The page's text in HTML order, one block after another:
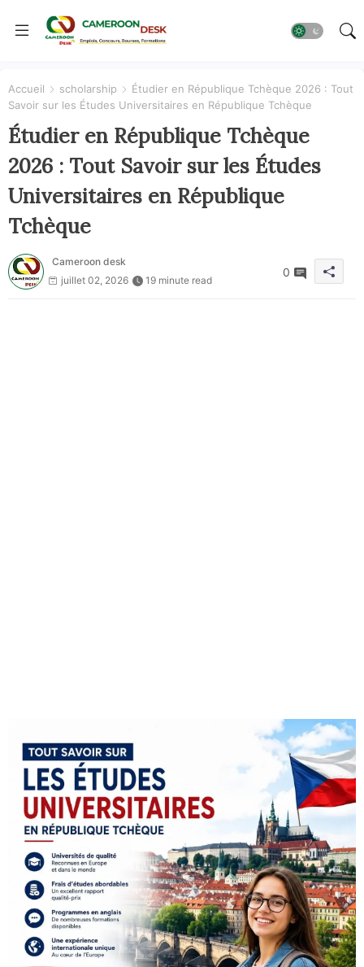
Accueil scholarship
Étudier en République Tchèque 2026 : Tout
Savoir sur les Études Universitaires en République Tchèque
Étudier en République Tchèque
2026 : Tout Savoir sur les Études
Universitaires en République
Tchèque
Cameroon desk
juillet 02, 2026
19 minute read
0